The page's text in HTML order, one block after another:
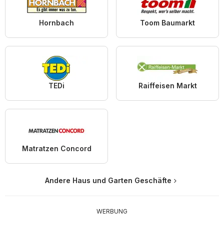
Hornbach Toom Baumarkt
TEDi Raiffeisen Markt
Matratzen Concord
Andere Haus und Garten Geschäfte
WERBUNG